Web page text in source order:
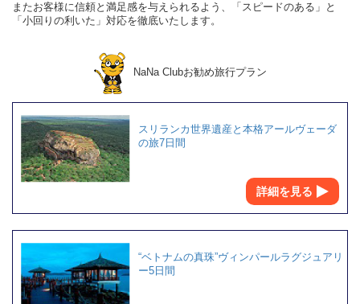
またお客様に信頼と満足感を与えられるよう、「スピードのある」と
「小回りの利いた」対応を徹底いたします。
NaNa Clubお勧め旅行プラン
スリランカ世界遺産と本格アールヴェーダ
の旅7日間
詳細を見る
“ベトナムの真珠”ヴィンパールラグジュアリ
ー5日間